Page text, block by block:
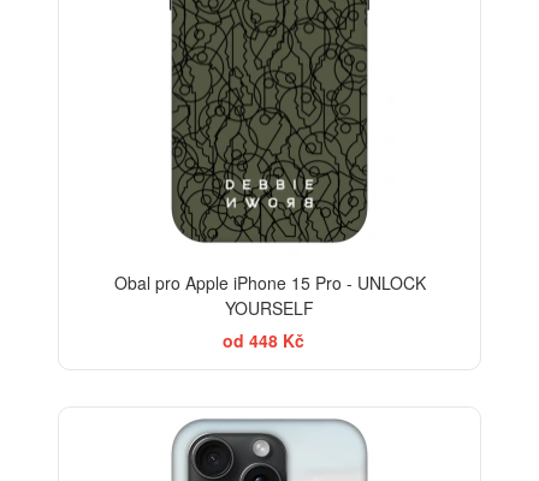
Obal pro Apple iPhone 15 Pro - UNLOCK
YOURSELF
od 448 Kč